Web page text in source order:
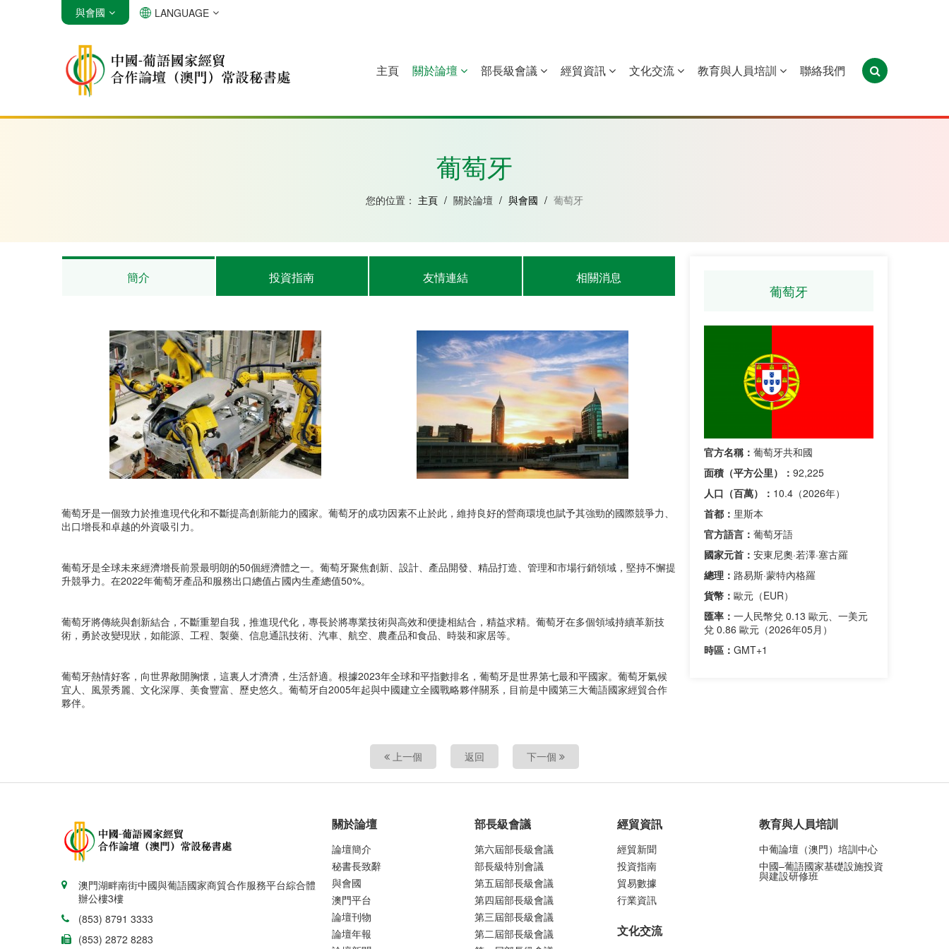
安哥拉 巴西 佛得角 幾內亞比紹 赤道幾內亞 莫桑比克 葡萄牙 聖多美和普林西比 東帝汶
與會國 LANGUAGE
主頁 關於論壇 部長級會議 經貿資訊 文化交流 教育與人員培訓 聯絡我們
葡萄牙
您的位置： 主頁 / 關於論壇 / 與會國 / 葡萄牙
葡萄牙
官方名稱： 葡萄牙共和國
面積（平方公里）： 92,225
人口（百萬）： 10.4（2026年）
首都： 里斯本
官方語言： 葡萄牙語
國家元首： 安東尼奧·若澤·塞古羅
總理： 路易斯·蒙特內格羅
貨幣： 歐元（EUR）
匯率： 一人民幣兌 0.13 歐元、一美元
兌 0.86 歐元（2026年05月）
時區： GMT+1
簡介 投資指南 友情連結 相關消息
葡萄牙是一個致力於推進現代化和不斷提高創新能力的國家。葡萄牙的成功因素不止於此，維持良好的營商環境也賦予其強勁的國際競爭力、
出口增長和卓越的外資吸引力。
葡萄牙是全球未來經濟增長前景最明朗的50個經濟體之一。葡萄牙聚焦創新、設計、產品開發、精品打造、管理和市場行銷領域，堅持不懈提
升競爭力。在2022年葡萄牙產品和服務出口總值占國內生產總值50%。
葡萄牙將傳統與創新結合，不斷重塑自我，推進現代化，專長於將專業技術與高效和便捷相結合，精益求精。葡萄牙在多個領域持續革新技
術，勇於改變現狀，如能源、工程、製藥、信息通訊技術、汽車、航空、農產品和食品、時裝和家居等。
葡萄牙熱情好客，向世界敞開胸懷，這裏人才濟濟，生活舒適。根據2023年全球和平指數排名，葡萄牙是世界第七最和平國家。葡萄牙氣候
宜人、風景秀麗、文化深厚、美食豐富、歷史悠久。葡萄牙自2005年起與中國建立全國戰略夥伴關系，目前是中國第三大葡語國家經貿合作
夥伴。
上一個 返回 下一個
澳門湖畔南街中國與葡語國家商貿合作服務平台綜合體
辦公樓3樓
(853) 8791 3333
(853) 2872 8283
關於論壇
論壇簡介
秘書長致辭
與會國
澳門平台
論壇刊物
論壇年報
部長級會議
第六屆部長級會議
部長級特別會議
第五屆部長級會議
第四屆部長級會議
第三屆部長級會議
第二屆部長級會議
經貿資訊
經貿新聞
投資指南
貿易數據
行業資訊
文化交流
教育與人員培訓
中葡論壇（澳門）培訓中心
中國–葡語國家基礎設施投資
與建設研修班